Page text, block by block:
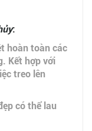
:
hoàn toàn các
Kết hợp với
treo lên
có thể lau